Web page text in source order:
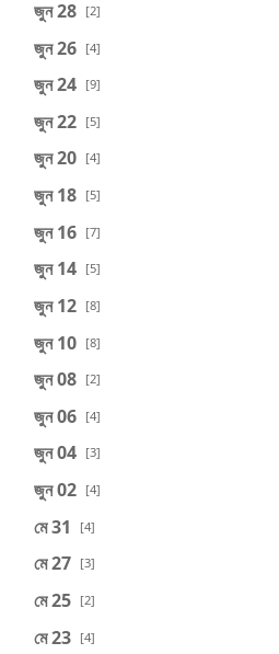
জুন 28 [2]
জুন 26 [4]
জুন 24 [9]
জুন 22 [5]
জুন 20 [4]
জুন 18 [5]
জুন 16 [7]
জুন 14 [5]
জুন 12 [8]
জুন 10 [8]
জুন 08 [2]
জুন 06 [4]
জুন 04 [3]
জুন 02 [4]
মে 31 [4]
মে 27 [3]
মে 25 [2]
মে 23 [4]